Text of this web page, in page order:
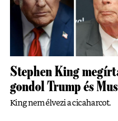
Stephen King
gondol Trump és
King nem élvezi a cicaharcot.